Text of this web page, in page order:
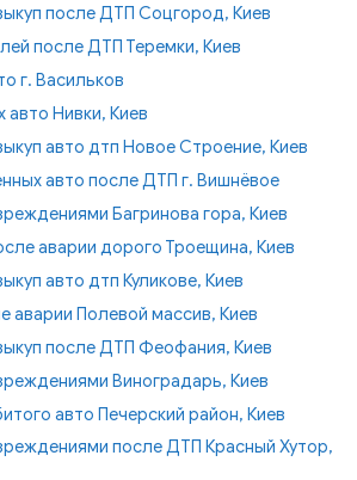
после ДТП Соцгород, Киев
после ДТП Теремки, Киев
г. Васильков
авто Нивки, Киев
авто дтп Новое Строение, Киев
авто после ДТП г. Вишнёвое
Багринова гора, Киев
аварии дорого Троещина, Киев
авто дтп Куликове, Киев
аварии Полевой массив, Киев
после ДТП Феофания, Киев
Виноградарь, Киев
авто Печерский район, Киев
после ДТП Красный Хутор,